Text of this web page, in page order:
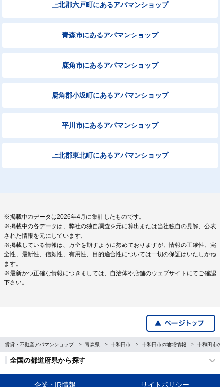
上北郡六戸町にあるアパマンショップ
青森市にあるアパマンショップ
鹿角市にあるアパマンショップ
鹿角郡小坂町にあるアパマンショップ
平川市にあるアパマンショップ
上北郡東北町にあるアパマンショップ
※掲載中のデータは2026年4月に集計したものです。
※掲載中の各データは、弊社の独自調査を元に算出または当社独自の見解、公表
された情報を元にしています。
※掲載している情報は、万全を期すように努めておりますが、情報の正確性、完
全性、最新性、信頼性、有用性、目的適合性については一切の保証はいたしかね
ます。
※最新かつ正確な情報につきましては、自治体や店舗のウェブサイトにてご確認
下さい。
賃貸・不動産アパマンショップ 青森県 十和田市 十和田市の地域情報 十和田市
全国の都道府県から探す
企業・IR情報 サイトポリシー